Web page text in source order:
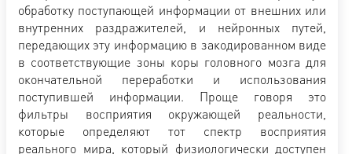
обработку поступающей информации от внешних или
внутренних раздражителей, и нейронных путей,
передающих эту информацию в закодированном виде
в соответствующие зоны коры головного мозга для
окончательной переработки и использования
поступившей информации. Проще говоря это
фильтры восприятия окружающей реальности,
которые определяют тот спектр восприятия
реального мира, который физиологически доступен